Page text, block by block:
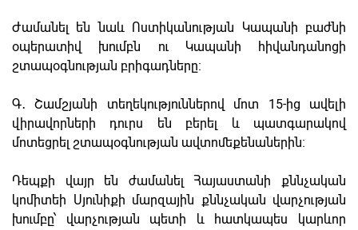
Ժամանել են նաև Ոստիկանության Կապանի բաժնի
օպերատիվ խումբն ու Կապանի հիվանդանոցի
շտապօգնության բրիգադները։
Գ․ Շամշյանի տեղեկություններով մոտ 15-ից ավելի
վիրավորների դուրս են բերել և պատգարակով
մոտեցրել շտապօգնության ավտոմեքենաներին։
Դեպքի վայր են ժամանել Հայաստանի քննչական
կոմիտեի Սյունիքի մարզային քննչական վարչության
խումբը՝ վարչության պետի և հատկապես կարևոր